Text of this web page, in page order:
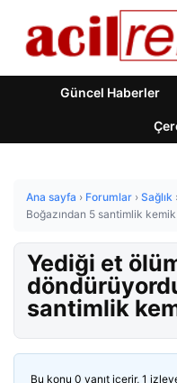
Güncel Haberler
Ana sayfa › Forumlar › Sağlık
Boğazından 5 santimlik kemik
Yediği et
santimlik
Bu konu 0 yanıt içerir, 1